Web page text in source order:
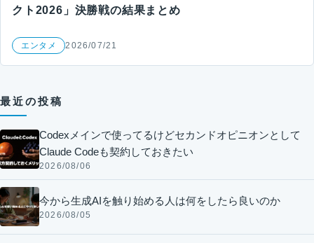
クト2026」決勝戦の結果まとめ
エンタメ 2026/07/21
最近の投稿
Codexメインで使ってるけどセカンドオピニオンとして
Claude Codeも契約しておきたい
2026/08/06
今から生成AIを触り始める人は何をしたら良いのか
2026/08/05